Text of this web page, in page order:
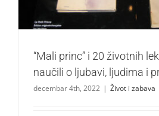
“Mali princ” i 20 životnih
naučili o ljubavi, ljudima i
decembar 4th, 2022 | Život i zabava